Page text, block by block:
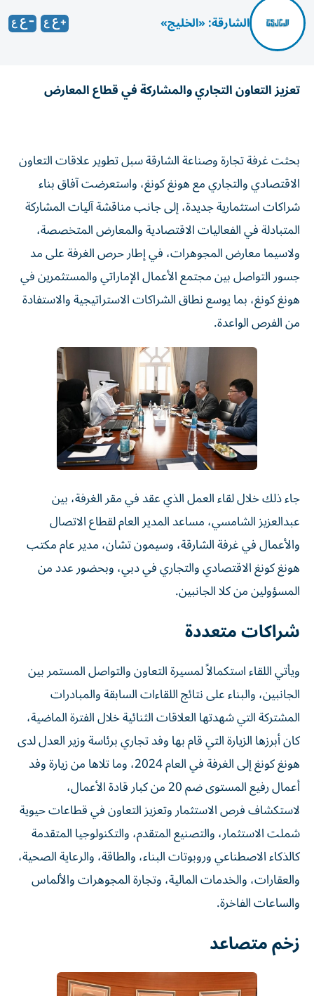
الشارقة: «الخليج»
تعزيز التعاون التجاري والمشاركة في قطاع المعارض
بحثت غرفة تجارة وصناعة الشارقة سبل تطوير علاقات التعاون
الاقتصادي والتجاري مع هونغ كونغ، واستعرضت آفاق بناء
شراكات استثمارية جديدة، إلى جانب مناقشة آليات المشاركة
المتبادلة في الفعاليات الاقتصادية والمعارض المتخصصة،
ولاسيما معارض المجوهرات، في إطار حرص الغرفة على مد
جسور التواصل بين مجتمع الأعمال الإماراتي والمستثمرين في
هونغ كونغ، بما يوسع نطاق الشراكات الاستراتيجية والاستفادة
من الفرص الواعدة.
جاء ذلك خلال لقاء العمل الذي عقد في مقر الغرفة، بين
عبدالعزيز الشامسي، مساعد المدير العام لقطاع الاتصال
والأعمال في غرفة الشارقة، وسيمون تشان، مدير عام مكتب
هونغ كونغ الاقتصادي والتجاري في دبي، وبحضور عدد من
المسؤولين من كلا الجانبين.
شراكات متعددة
ويأتي اللقاء استكمالاً لمسيرة التعاون والتواصل المستمر بين
الجانبين، والبناء على نتائج اللقاءات السابقة والمبادرات
المشتركة التي شهدتها العلاقات الثنائية خلال الفترة الماضية،
كان أبرزها الزيارة التي قام بها وفد تجاري برئاسة وزير العدل لدى
هونغ كونغ إلى الغرفة في العام 2024، وما تلاها من زيارة وفد
أعمال رفيع المستوى ضم 20 من كبار قادة الأعمال،
لاستكشاف فرص الاستثمار وتعزيز التعاون في قطاعات حيوية
شملت الاستثمار، والتصنيع المتقدم، والتكنولوجيا المتقدمة
كالذكاء الاصطناعي وروبوتات البناء، والطاقة، والرعاية الصحية،
والعقارات، والخدمات المالية، وتجارة المجوهرات والألماس
والساعات الفاخرة.
زخم متصاعد